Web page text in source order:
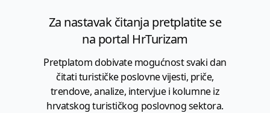
Za nastavak čitanja pretplatite se
na portal HrTurizam
Pretplatom dobivate mogućnost svaki dan
čitati turističke poslovne vijesti, priče,
trendove, analize, intervjue i kolumne iz
hrvatskog turističkog poslovnog sektora.